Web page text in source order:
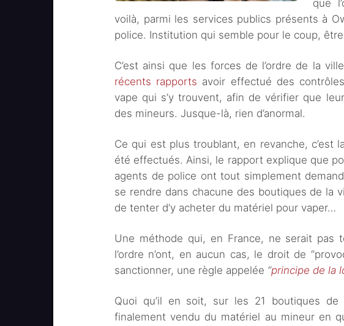
que
voilà, parmi les services publics présents à
police. Institution qui semble pour le coup,
C’est ainsi que les forces de l’ordre de la
récents rapports avoir effectué des
vape qui s’y trouvent, afin de vérifier que
des mineurs. Jusque-là, rien d’anormal.
Ce qui est plus troublant, en revanche, c’est
été effectués. Ainsi, le rapport explique que
agents de police ont tout simplement
se rendre dans chacune des boutiques de la
de tenter d’y acheter du matériel pour vaper…
Une méthode qui, en France, ne serait pas
l’ordre n’ont, en aucun cas, le droit de
sanctionner, une règle appelée “principe de la
Quoi qu’il en soit, sur les 21 boutiques de
finalement vendu du matériel au mineur en